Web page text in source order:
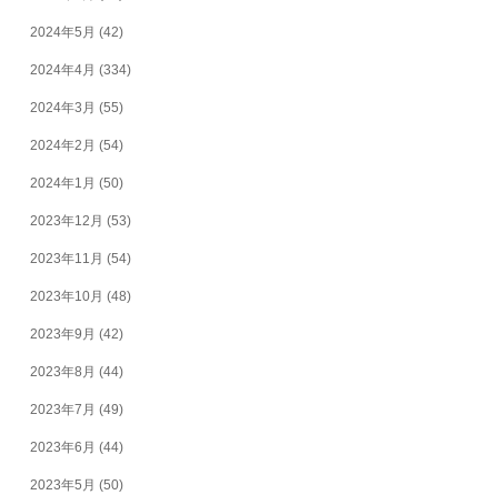
2024年5月 (42)
2024年4月 (334)
2024年3月 (55)
2024年2月 (54)
2024年1月 (50)
2023年12月 (53)
2023年11月 (54)
2023年10月 (48)
2023年9月 (42)
2023年8月 (44)
2023年7月 (49)
2023年6月 (44)
2023年5月 (50)